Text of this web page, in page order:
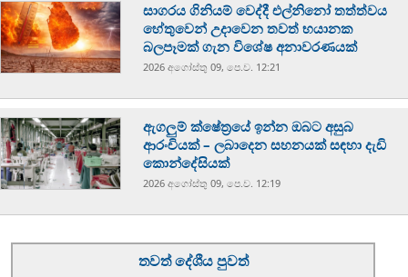
සාගරය ගිනියම් වෙද්දී එල්නිනෝ තත්ත්වය
හේතුවෙන් උදාවෙන තවත් භයානක
බලපෑමක් ගැන විශේෂ අනාවරණයක්
2026 අගෝස්‍තු 09, පෙ.ව. 12:21
ඇගලුම් ක්ෂේත්‍රයේ ඉන්න ඔබට අසුබ
ආරංචියක් – ලබාදෙන සහනයක් සඳහා දැඩි
කොන්දේසියක්
2026 අගෝස්‍තු 09, පෙ.ව. 12:19
තවත් දේශීය පුවත්